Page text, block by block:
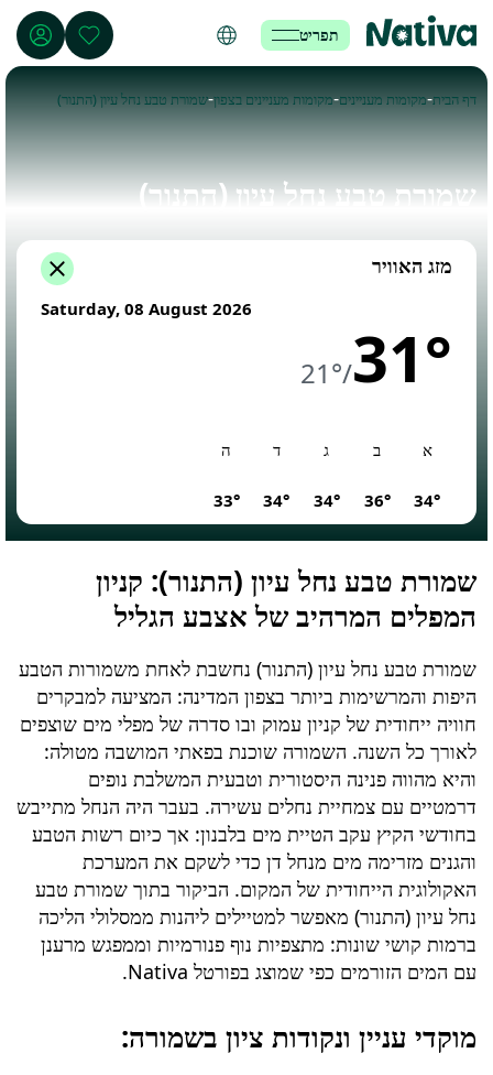
תפריט
דף הבית-מקומות מעניינים-מקומות מעניינים בצפון-שמורת טבע נחל עיון (התנור)
שמורת טבע נחל עיון (התנור)
מזג האוויר
Saturday, 08 August 2026
31°
/
21°
א
34°
ב
36°
ג
34°
ד
34°
ה
33°
שמורת טבע נחל עיון (התנור): קניון
המפלים המרהיב של אצבע הגליל
שמורת טבע נחל עיון (התנור) נחשבת לאחת משמורות הטבע
היפות והמרשימות ביותר בצפון המדינה: המציעה למבקרים
חוויה ייחודית של קניון עמוק ובו סדרה של מפלי מים שוצפים
לאורך כל השנה. השמורה שוכנת בפאתי המושבה מטולה:
והיא מהווה פנינה היסטורית וטבעית המשלבת נופים
דרמטיים עם צמחיית נחלים עשירה. בעבר היה הנחל מתייבש
בחודשי הקיץ עקב הטיית מים בלבנון: אך כיום רשות הטבע
והגנים מזרימה מים מנחל דן כדי לשקם את המערכת
האקולוגית הייחודית של המקום. הביקור בתוך שמורת טבע
נחל עיון (התנור) מאפשר למטיילים ליהנות ממסלולי הליכה
ברמות קושי שונות: מתצפיות נוף פנורמיות וממפגש מרענן
עם המים הזורמים כפי שמוצג בפורטל Nativa.
מוקדי עניין ונקודות ציון בשמורה: